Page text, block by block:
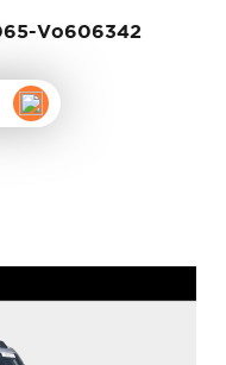
Vo606342